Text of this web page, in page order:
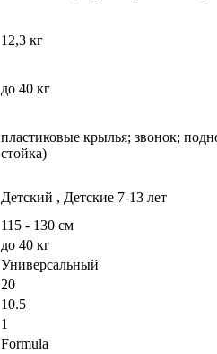
12,3 кг
до 40 кг
пластиковые крылья; звонок;
стойка)
Детский , Детские 7-13 лет
115 - 130 см
до 40 кг
Универсальный
20
10.5
1
Formula